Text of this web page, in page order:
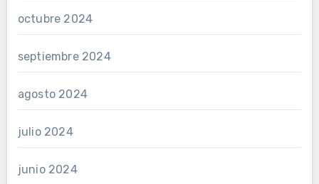
octubre 2024
septiembre 2024
agosto 2024
julio 2024
junio 2024